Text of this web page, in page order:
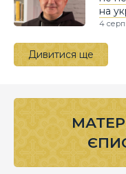
на
4
Дивитися ще